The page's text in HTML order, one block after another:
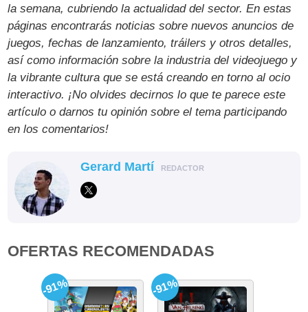
la semana, cubriendo la actualidad del sector. En estas
páginas encontrarás noticias sobre nuevos anuncios de
juegos, fechas de lanzamiento, tráilers y otros detalles,
así como información sobre la industria del videojuego y
la vibrante cultura que se está creando en torno al ocio
interactivo. ¡No olvides decirnos lo que te parece este
artículo o darnos tu opinión sobre el tema participando
en los comentarios!
Gerard Martí REDACTOR
OFERTAS RECOMENDADAS
-91% -91%